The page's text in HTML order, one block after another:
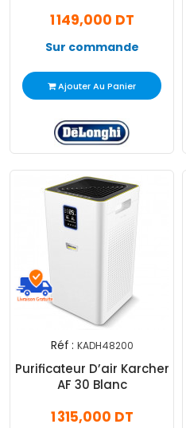
1 149,000 DT
Sur commande
Ajouter Au Panier
Réf : KADH48200
Purificateur D’air Karcher
AF 30 Blanc
1 315,000 DT